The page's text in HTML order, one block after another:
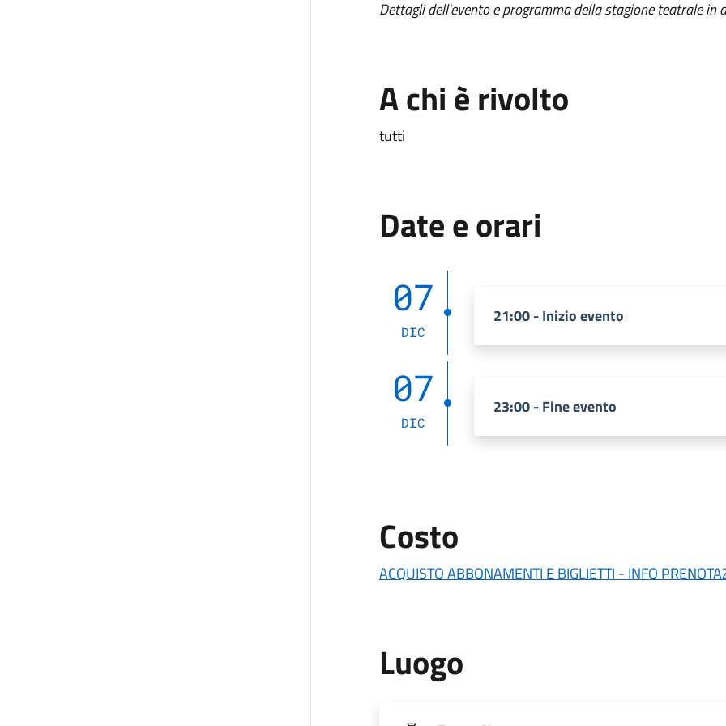
Dettagli dell'evento e programma della stagione teatrale in
A chi è rivolto
tutti
Date e orari
07
DIC
21:00 - Inizio evento
07
DIC
23:00 - Fine evento
Costo
ACQUISTO ABBONAMENTI E BIGLIETTI - INFO
Luogo